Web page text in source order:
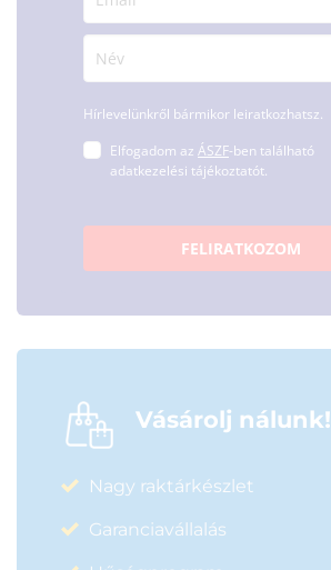
Hírlevelünkről bármikor leiratkozhatsz.
Elfogadom az ÁSZF-ben található
adatkezelési tájékoztatót.
FELIRATKOZOM
Vásárolj nálunk!
Nagy raktárkészlet
Garanciavállalás